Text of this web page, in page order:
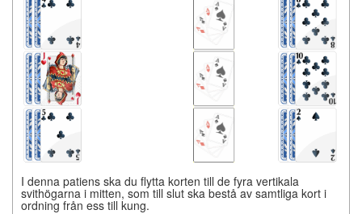
I denna patiens ska du flytta korten till de fyra vertikala
svithögarna i mitten, som till slut ska bestå av samtliga kort i
ordning från ess till kung.